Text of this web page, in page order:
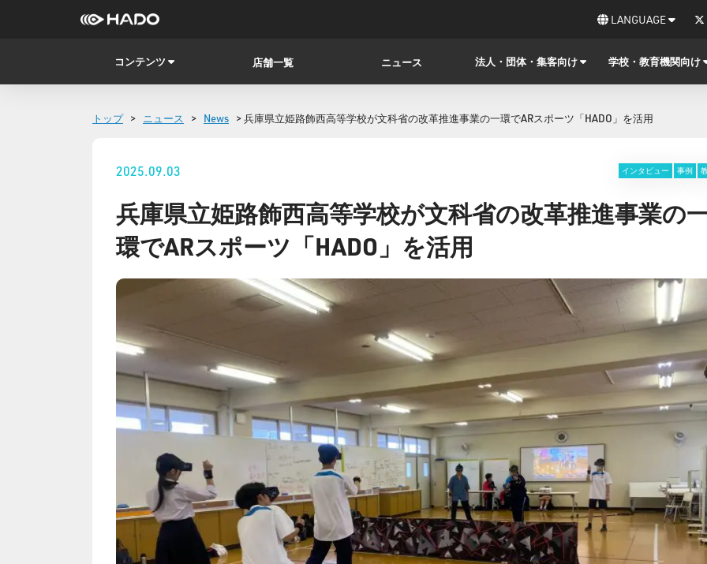
LANGUAGE
コンテンツ 店舗一覧 ニュース 法人・団体・集客向け 学校・教育機関向け
トップ > ニュース > News > 兵庫県立姫路飾西高等学校が文科省の改革推進事業の一環でARスポーツ「HADO」を活用
2025.09.03 インタビュー 事例
兵庫県立姫路飾西高等学校が文科省の改革推進事業の
環でARスポーツ「HADO」を活用